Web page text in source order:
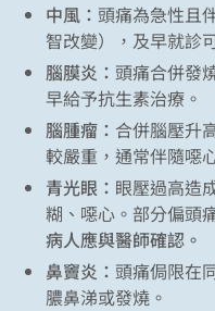
中風：頭痛為急性且
智改變），及早就診
腦膜炎：頭痛合併發
早給予抗生素治療。
腦腫瘤： 合併腦壓升
較嚴重，通常伴隨噁
青光眼： 眼壓過高造
糊、噁心。部分偏頭
病人應與醫師確認。
鼻竇炎： 頭痛侷限在
膿鼻涕或發燒。